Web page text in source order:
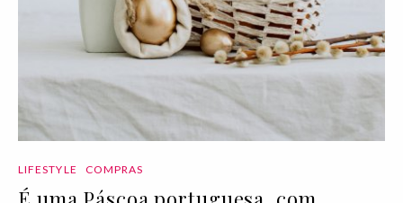
LIFESTYLE COMPRAS